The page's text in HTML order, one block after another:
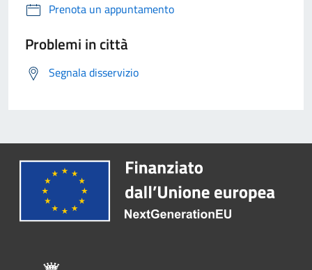
Prenota un appuntamento
Problemi in città
Segnala disservizio